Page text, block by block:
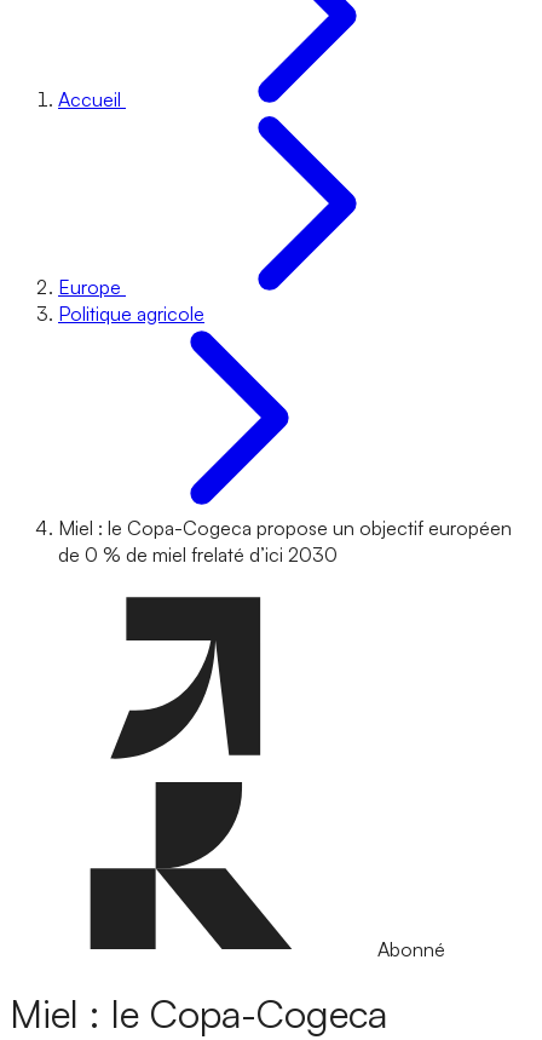
Accueil
Europe
Politique agricole
Miel : le Copa-Cogeca propose un objectif européen
de 0 % de miel frelaté d’ici 2030
Abonné
Miel : le Copa-Cogeca